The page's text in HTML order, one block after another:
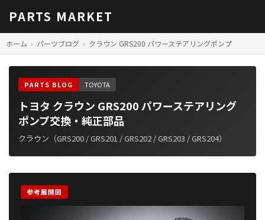
PARTS MARKET
ホーム パーツブログ クラウン GRS200 パワーステアリングポンプ
PARTS BLOG TOYOTA
トヨタ クラウン GRS200 パワーステアリング
ポンプ交換・純正部品
クラウン（GRS200 / GRS201 / GRS202 / GRS203 / GRS204）
参考展開図